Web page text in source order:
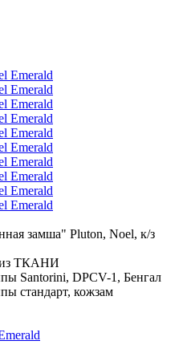
замша" Pluton, Noel, к/з
из ТКАНИ
Santorini, DPCV-1, Бенгал
стандарт, кожзам